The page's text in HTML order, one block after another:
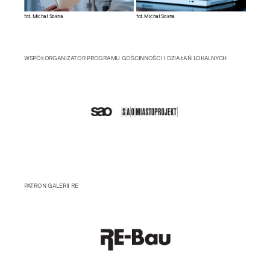
fot. Michał Sosna fot. Michał Sosna
WSPÓŁORGANIZATOR PROGRAMU GOŚCINNOŚCI I DZIAŁAŃ LOKALNYCH
PATRON GALERII RE